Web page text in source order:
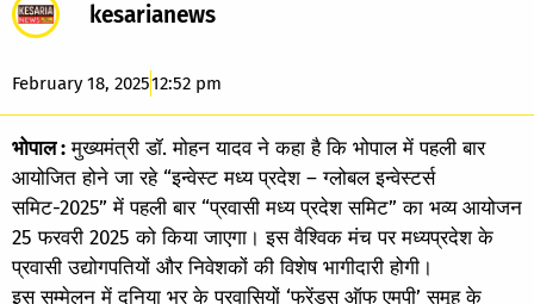
kesarianews
February 18, 202512:52 pm
भोपाल :मुख्यमंत्री डॉ. मोहन यादव ने कहा है कि भोपाल में पहली बार
आयोजित होने जा रहे “इन्वेस्ट मध्य प्रदेश – ग्लोबल इन्वेस्टर्स
समिट-2025” में पहली बार “प्रवासी मध्य प्रदेश समिट” का भव्य आयोजन
25 फरवरी 2025 को किया जाएगा। इस वैश्विक मंच पर मध्यप्रदेश के
प्रवासी उद्योगपतियों और निवेशकों की विशेष भागीदारी होगी।
इस सम्मेलन में दुनिया भर के प्रवासियों ‘फ्रेंड्स ऑफ एमपी’ समूह के